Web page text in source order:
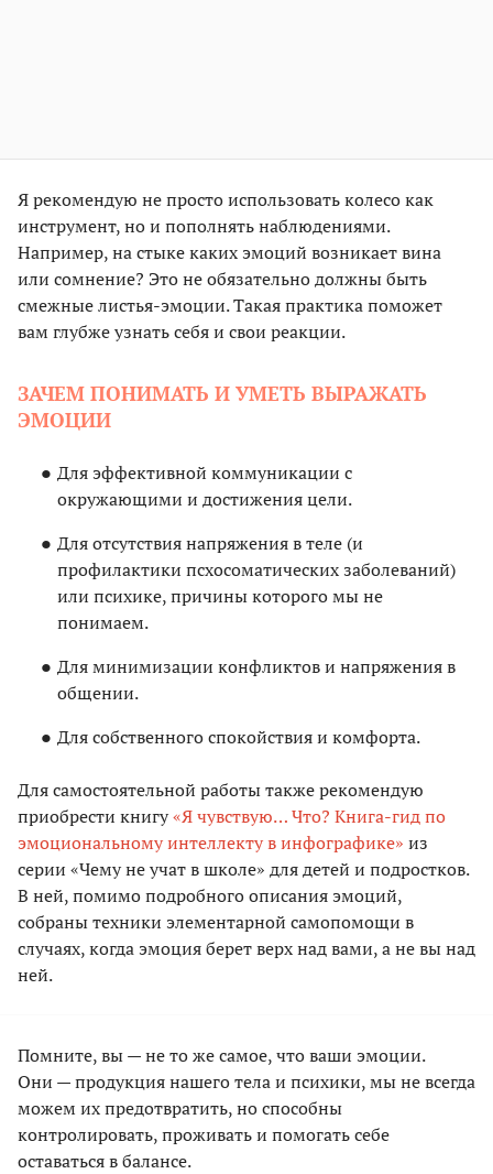
Я рекомендую не просто использовать колесо как
инструмент, но и пополнять наблюдениями.
Например, на стыке каких эмоций возникает вина
или сомнение? Это не обязательно должны быть
смежные листья-эмоции. Такая практика поможет
вам глубже узнать себя и свои реакции.
ЗАЧЕМ ПОНИМАТЬ И УМЕТЬ ВЫРАЖАТЬ
ЭМОЦИИ
Для эффективной коммуникации с
окружающими и достижения цели.
Для отсутствия напряжения в теле (и
профилактики псхосоматических заболеваний)
или психике, причины которого мы не
понимаем.
Для минимизации конфликтов и напряжения в
общении.
Для собственного спокойствия и комфорта.
Для самостоятельной работы также рекомендую
приобрести книгу«Я чувствую… Что? Книга-гид по
эмоциональному интеллекту в инфографике» из
серии «Чему не учат в школе» для детей и подростков.
В ней, помимо подробного описания эмоций,
собраны техники элементарной самопомощи в
случаях, когда эмоция берет верх над вами, а не вы над
ней.
Помните, вы — не то же самое, что ваши эмоции.
Они — продукция нашего тела и психики, мы не всегда
можем их предотвратить, но способны
контролировать, проживать и помогать себе
оставаться в балансе.